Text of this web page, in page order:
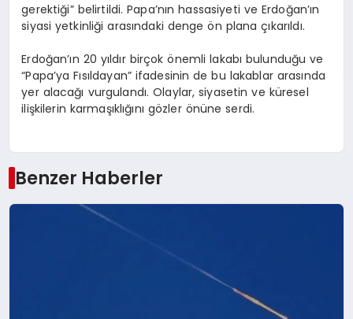
gerektiği” belirtildi. Papa’nın hassasiyeti ve Erdoğan’ın
siyasi yetkinliği arasındaki denge ön plana çıkarıldı.
Erdoğan’ın 20 yıldır birçok önemli lakabı bulunduğu ve
“Papa’ya Fısıldayan” ifadesinin de bu lakablar arasında
yer alacağı vurgulandı. Olaylar, siyasetin ve küresel
ilişkilerin karmaşıklığını gözler önüne serdi.
Benzer Haberler